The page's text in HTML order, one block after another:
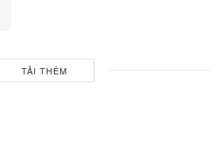
TẢI THÊM